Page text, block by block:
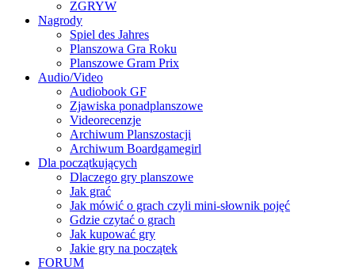
ZGRYW
Nagrody
Spiel des Jahres
Planszowa Gra Roku
Planszowe Gram Prix
Audio/Video
Audiobook GF
Zjawiska ponadplanszowe
Videorecenzje
Archiwum Planszostacji
Archiwum Boardgamegirl
Dla początkujących
Dlaczego gry planszowe
Jak grać
Jak mówić o grach czyli mini-słownik pojęć
Gdzie czytać o grach
Jak kupować gry
Jakie gry na początek
FORUM